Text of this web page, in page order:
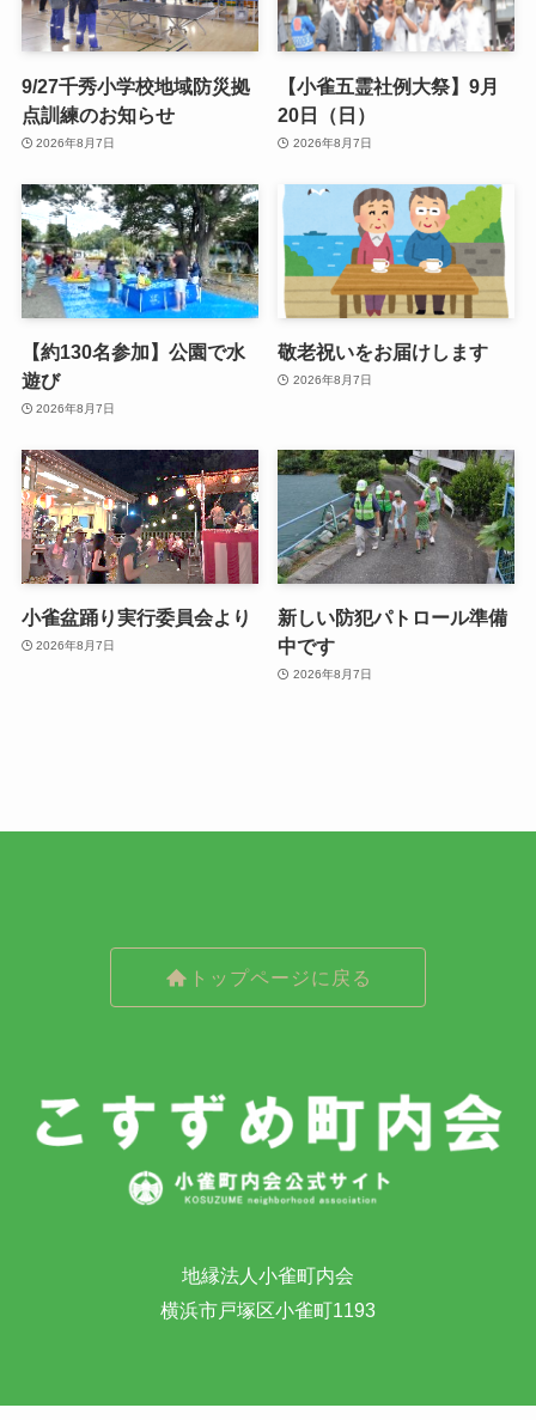
9/27千秀小学校地域防災拠
点訓練のお知らせ
2026年8月7日
【小雀五霊社例大祭】9月
20日（日）
2026年8月7日
【約130名参加】公園で水
遊び
2026年8月7日
敬老祝いをお届けします
2026年8月7日
小雀盆踊り実行委員会より
2026年8月7日
新しい防犯パトロール準備
中です
2026年8月7日
トップページに戻る
地縁法人小雀町内会
横浜市戸塚区小雀町1193